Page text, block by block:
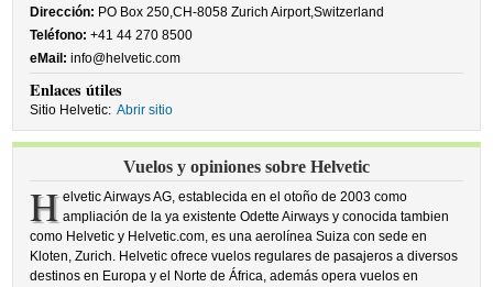
Dirección: PO Box 250,CH-8058 Zurich Airport,Switzerland
Teléfono: +41 44 270 8500
eMail: info@helvetic.com
Enlaces útiles
Sitio Helvetic: Abrir sitio
Vuelos y opiniones sobre Helvetic
H elvetic Airways AG, establecida en el otoño de 2003 como
ampliación de la ya existente Odette Airways y conocida tambien
como Helvetic y Helvetic.com, es una aerolínea Suiza con sede en
Kloten, Zurich. Helvetic ofrece vuelos regulares de pasajeros a diversos
destinos en Europa y el Norte de África, además opera vuelos en